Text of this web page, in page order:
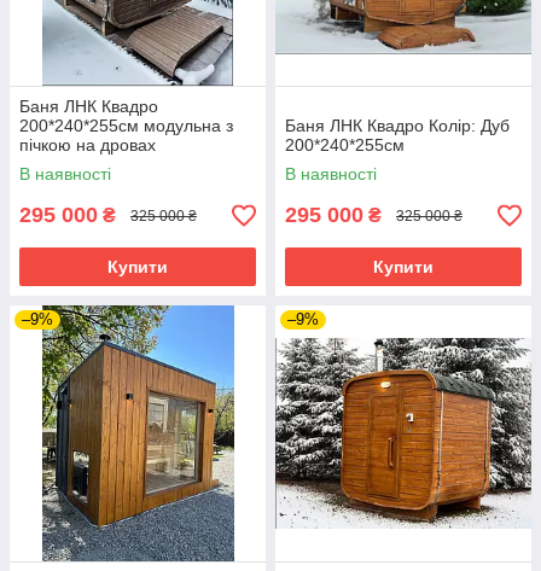
Баня ЛНК Квадро
200*240*255см модульна з
пічкою на дровах
В наявності
295 000 ₴ 325 000 ₴
Купити
Баня ЛНК Квадро Колір: Дуб
200*240*255см
В наявності
295 000 ₴ 325 000 ₴
Купити
–9% –9%